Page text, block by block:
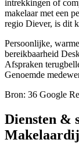
intrekkingen of
makelaar met een
regio Diever, is dit
Persoonlijke,
bereikbaarheid
Afspraken
Genoemde
Bron: 36 Google
Diensten &
Makelaardij